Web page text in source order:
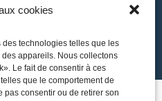
cookies
technologies telles que les
appareils. Nous collectons
Le fait de consentir à ces
que le comportement de
pas consentir ou de retirer son